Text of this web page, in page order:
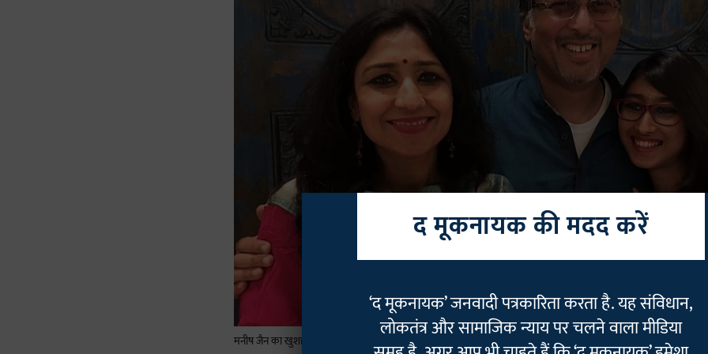
मनीष जैन का खुशहाल परिवार
द मूकनायक की मदद करें
‘द मूकनायक’ जनवादी पत्रकारिता करता है. यह संविधान,
लोकतंत्र और सामाजिक न्याय पर चलने वाला मीडिया